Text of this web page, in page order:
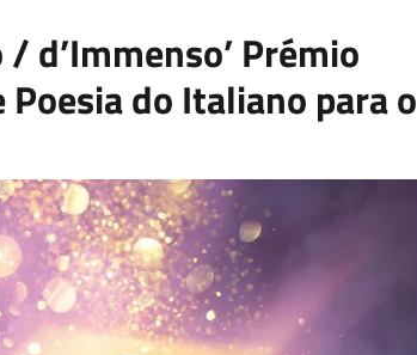
d’Immenso’ Prémio
do Italiano para o